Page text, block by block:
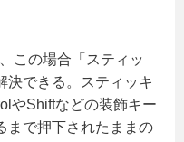
この場合「スティッ
決できる。スティッキ
やShiftなどの装飾キー
まで押下されたままの